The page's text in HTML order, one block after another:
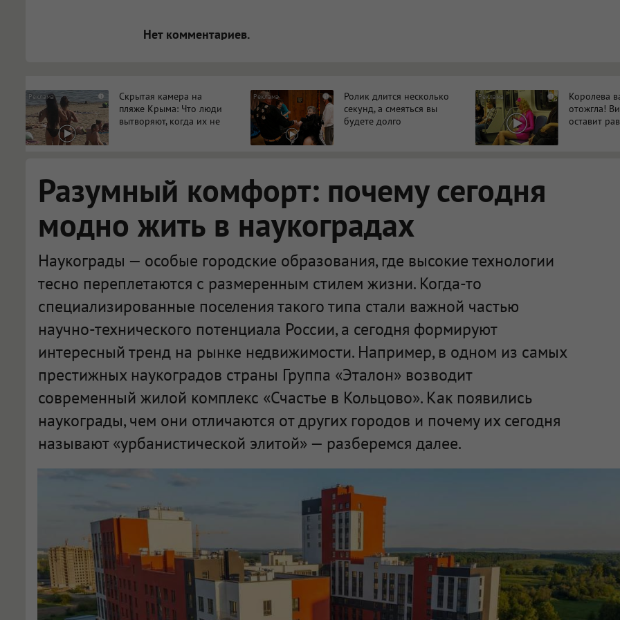
Нет комментариев.
i
Скрытая камера на
пляже Крыма: Что люди
вытворяют, когда их не
i
Ролик длится несколько
секунд, а смеяться вы
будете долго
i
Королева
отожгла!
оставит
Разумный комфорт: почему сегодня
модно жить в наукоградах
Наукограды — особые городские образования, где высокие технологии
тесно переплетаются с размеренным стилем жизни. Когда-то
специализированные поселения такого типа стали важной частью
научно-технического потенциала России, а сегодня формируют
интересный тренд на рынке недвижимости. Например, в одном из самых
престижных наукоградов страны Группа «Эталон» возводит
современный жилой комплекс «Счастье в Кольцово». Как появились
наукограды, чем они отличаются от других городов и почему их сегодня
называют «урбанистической элитой» — разберемся далее.